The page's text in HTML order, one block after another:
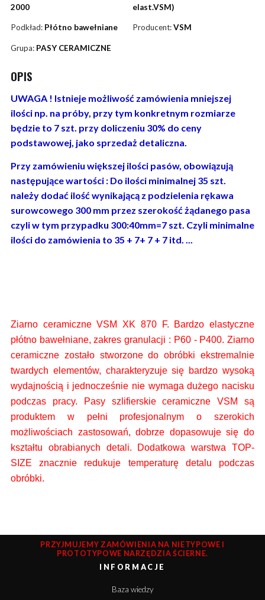
2000
elast.VSM)
Podkład: Płótno bawełniane Producent:VSM
Grupa: PASY CERAMICZNE
OPIS
UWAGA ! Istnieje możliwość zamówienia mniejszej
ilości np. na próby, przy tym konkretnym rozmiarze
będzie to 7 szt. przy doliczeniu 30% do ceny
podstawowej, jako sprzedaż detaliczna.
Przy zamówieniu większej ilości pasów, obowiązują
następujące wartości : Do ilości minimalnej 35 szt.
należy dodać ilość wynikającą z podzielenia rękawa
surowcowego 300 mm przez szerokość żądanego pasa
czyli w tym przypadku 300:40mm=7 szt. Czyli minimalne
ilości do zamówienia to 35 + 7+ 7 + 7 itd. ...
Ziarno ceramiczne VSM XK 870 F. Bardzo elastyczne
płótno bawełniane, zakres granulacji : P60 - P400. Ziarno
ceramiczne zostało stworzone do obróbki ekstremalnie
twardych elementów, charakteryzuje się bardzo wysoką
wydajnością i jednocześnie nie wymaga dużego nacisku
podczas pracy. Pasyszlifierskie ceramiczne VSM są
produktem w pełni profesjonalnym o szerokich
możliwościach zastosowań, dobrze dopasowuje się do
kształtu obrabianych detali. Dodatkowa warstwa TOP-
SIZE znacznie redukuje temperaturę detalu podczas
obróbki.
PRZYJMUJEMY ZAMÓWIENIA NA NIETYPOWE I
PROTOTYPOWE NARZĘDZIA ŚCIERNE.
INFORMACJE
Baza wiedzy